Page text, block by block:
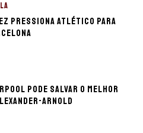
pressiona Atlético para
pode salvar o melhor
Arnold